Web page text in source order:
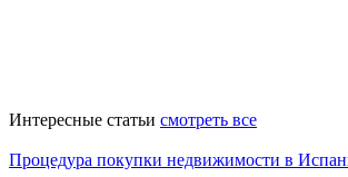
Интересные статьи смотреть все
Процедура покупки недвижимости в